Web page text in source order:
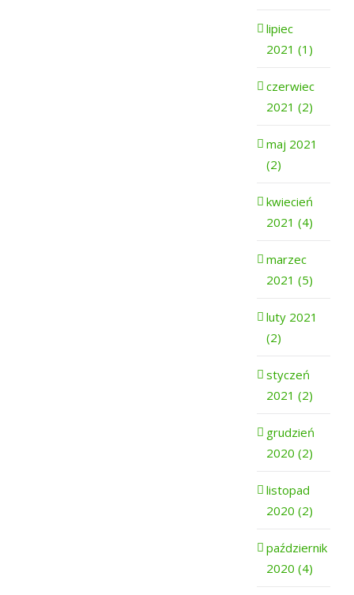
lipiec
2021 (1)
czerwiec
2021 (2)
maj 2021
(2)
kwiecień
2021 (4)
marzec
2021 (5)
luty 2021
(2)
styczeń
2021 (2)
grudzień
2020 (2)
listopad
2020 (2)
październik
2020 (4)